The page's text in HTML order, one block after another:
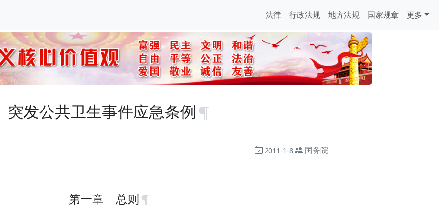
法律 行政法规 地方法规 国家规章 更多
突发公共卫生事件应急条例
2011-1-8 国务院
第一章 总则